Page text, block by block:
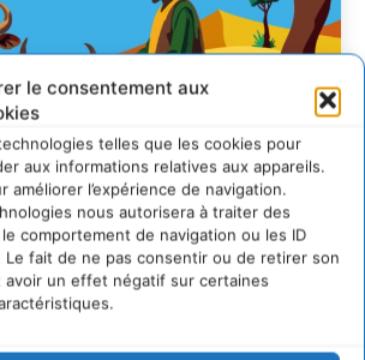
le consentement aux
telles que les cookies pour
aux informations relatives aux appareils.
améliorer l’expérience de navigation.
nous autorisera à traiter des
comportement de navigation ou les ID
Le fait de ne pas consentir ou de retirer son
un effet négatif sur certaines
un
durable en